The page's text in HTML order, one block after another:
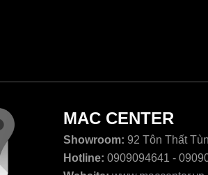
MAC CENTER
Showroom: 92 Tôn Thất
Hotline: 0909094641 -